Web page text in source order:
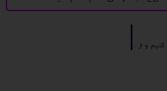
چگونه اشتهای کاذب را کنترل کنیم و از پرخوری جلوگیری کنیم؟